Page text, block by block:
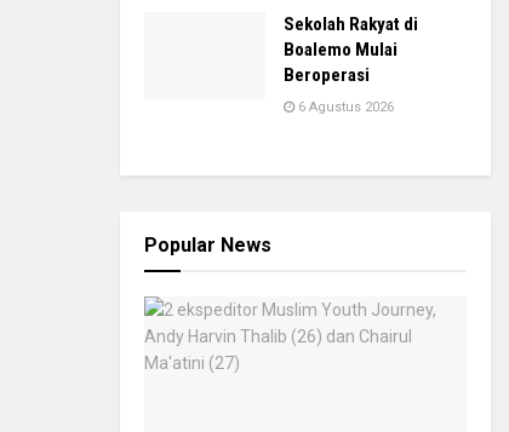
Sekolah Rakyat di
Boalemo Mulai
Beroperasi
6 Agustus 2026
Popular News